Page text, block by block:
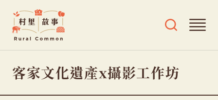
至
Rural
Common
故
開
開
及
標
籤
客家文化遺產x攝影工作坊